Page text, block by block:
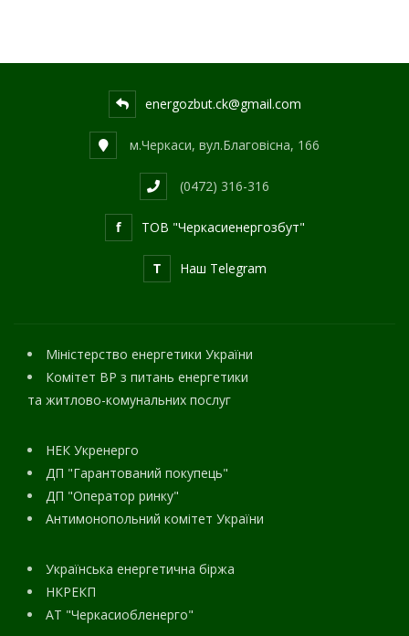
energozbut.ck@gmail.com
м.Черкаси, вул.Благовісна, 166
(0472) 316-316
f ТОВ "Черкасиенергозбут"
T Наш Telegram
Міністерство енергетики України
Комітет ВР з питань енергетики
та житлово-комунальних послуг
НЕК Укренерго
ДП "Гарантований покупець"
ДП "Оператор ринку"
Антимонопольний комітет України
Українська енергетична біржа
НКРЕКП
АТ "Черкасиобленерго"